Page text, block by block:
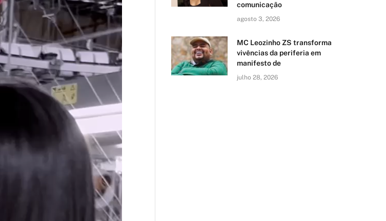
comunicação
agosto 3, 2026
MC Leozinho ZS transforma
vivências da periferia em
manifesto de
julho 28, 2026